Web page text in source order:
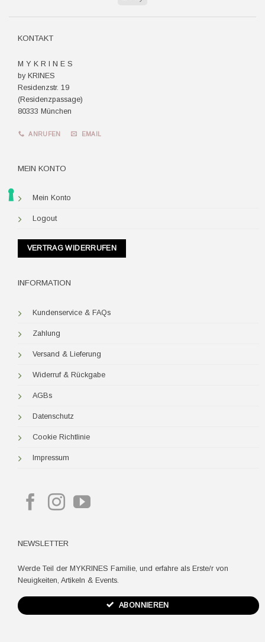
KONTAKT
M Y K R I N E S
by KRINES
Residenzstr. 19
(Residenzpassage)
80333 München
ANRUFEN EMAIL
MEIN KONTO
Mein Konto
Logout
VERTRAG WIDERRUFEN
INFORMATION
Kundenservice & FAQs
Zahlung
Versand & Lieferung
Widerruf & Rückgabe
AGBs
Datenschutz
Cookie Richtlinie
Impressum
NEWSLETTER
Werde Teil der MYKRINES Familie, und erfahre als Erste/r von
Neuigkeiten, Artikeln & Events.
ABONNIEREN